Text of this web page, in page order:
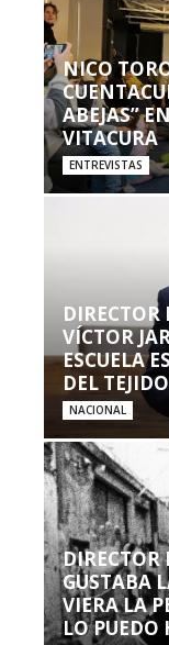
NICO
ABEJAS”
VITACURA
ENTREVISTAS
VÍCTOR
ESCUELA
DEL
NACIONAL
GUSTABA
VIERA LA
LO PUEDO